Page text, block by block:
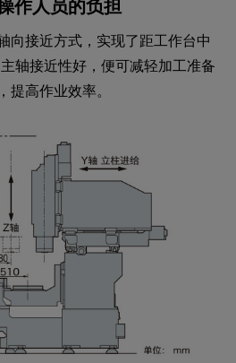
作人员的负担
向接近方式，实现了距工作台中
轴接近性好，便可减轻加工准备
提高作业效率。